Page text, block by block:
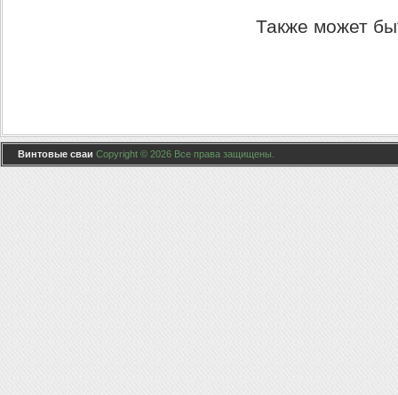
Также может
Винтовые сваи Copyright © 2026 Все права защищены.